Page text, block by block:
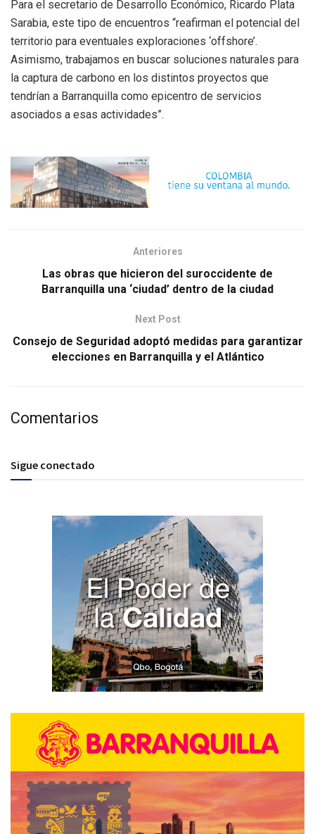
Para el secretario de Desarrollo Económico, Ricardo Plata
Sarabia, este tipo de encuentros “reafirman el potencial del
territorio para eventuales exploraciones ‘offshore’.
Asimismo, trabajamos en buscar soluciones naturales para
la captura de carbono en los distintos proyectos que
tendrían a Barranquilla como epicentro de servicios
asociados a esas actividades”.
Anteriores
Las obras que hicieron del suroccidente de
Barranquilla una ‘ciudad’ dentro de la ciudad
Next Post
Consejo de Seguridad adoptó medidas para garantizar
elecciones en Barranquilla y el Atlántico
Comentarios
Sigue conectado